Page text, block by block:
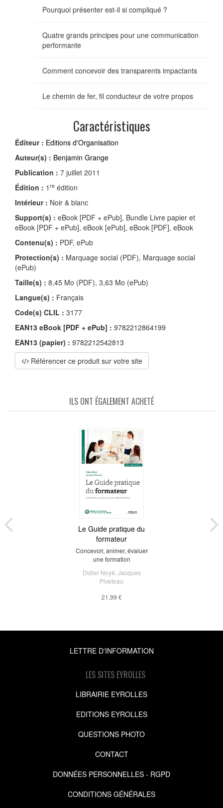
Pourquoi présenter est-il si compliqué ?
Quatre grands principes pour une communication
performante
Comment concevoir des transparents impactants
Le chemin de fer, fil conducteur de votre propos
Caractéristiques
Éditeur : Editions d'Organisation
Auteur(s) : Benjamin Grange
Publication : 7 juillet 2011
Édition : 1 re édition
Intérieur : Noir & blanc
Support(s) : eBook [PDF + ePub], Bundle Livre papier et
eBook [PDF + ePub], eBook [ePub], eBook [PDF], eBook
Contenu(s) : PDF, ePub
Protection(s) : Marquage social (PDF), Marquage social
(ePub)
Taille(s) : 8,45 Mo (PDF), 3,63 Mo (ePub)
Langue(s) : Français
Code(s) CLIL : 3177
EAN13 eBook [PDF + ePub] : 9782212864199
EAN13 (papier) : 9782212542813
Référencer ce produit sur votre site
ILS ONT ÉGALEMENT ACHETÉ
Le Guide pratique du
formateur
Concevoir, animer, évaluer
une formation
Didier Noyé Jacques
Piveteau
21,99 €
LETTRE D'INFORMATION
LES SITES EYROLLES
LIBRAIRIE EYROLLES
EDITIONS EYROLLES
QUESTIONS PHOTO
CONTACT
DONNÉES PERSONNELLES - RGPD
CONDITIONS GÉNÉRALES